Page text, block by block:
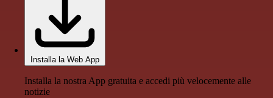
Installa la Web App
Installa la nostra App gratuita e accedi più velocemente alle
notizie